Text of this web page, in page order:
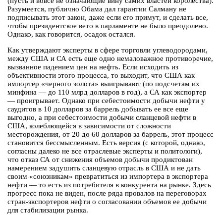
Разумеется, публично Обама дал гарантии Салману не
подписывать этот закон, даже если его примут, и сделать все,
чтобы президентское вето в парламенте не было преодолено.
Однако, как говорится, осадок остался.
Как утверждают эксперты в сфере торговли углеводородами,
между США и СА есть еще одно немаловажное противоречие,
вызванное падением цен на нефть. Если исходить из
объективности этого процесса, то выходит, что США как
импортер «черного золота» выигрывают (по подсчетам их
минфина — до 110 млрд долларов в год), а СА как экспортер
— проигрывает. Однако при себестоимости добычи нефти у
саудитов в 10 долларов за баррель добывать ее все еще
выгодно, а при себестоимости добычи сланцевой нефти в
США, колеблющейся в зависимости от сложности
месторождения, от 20 до 60 долларов за баррель, этот процесс
становится бессмысленным. Есть версия (с которой, однако,
согласны далеко не все отраслевые эксперты и политологи),
что отказ СА от снижения объемов добычи продиктован
намерением задушить сланцевую отрасль в США и не дать
своим «союзникам» превратиться из импортера в экспортера
нефти — то есть из потребителя в конкурента на рынке. Здесь
прогресс пока не виден, после ряда провалов на переговорах
стран-экспортеров нефти о согласовании объемов ее добычи
для стабилизации рынка.